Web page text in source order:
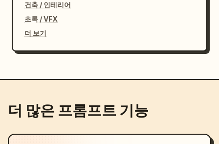
건축 / 인테리어
초록 / VFX
더 보기
더 많은 프롬프트 기능